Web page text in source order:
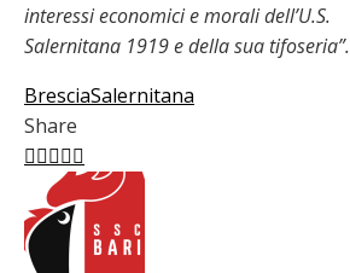
interessi economici e morali dell’U.S.
Salernitana 1919 e della sua tifoseria”.
BresciaSalernitana
Share
Facebook
Twitter
LinkedIn
Pinterest
Stumbleupon